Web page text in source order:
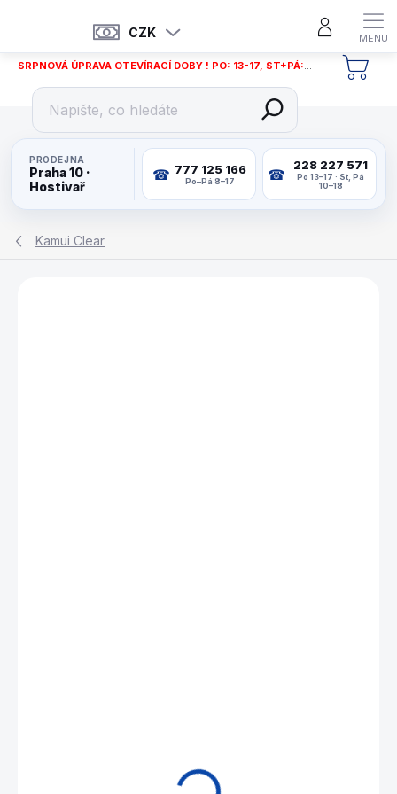
CZK
SRPNOVÁ ÚPRAVA OTEVÍRACÍ DOBY ! PO: 13-17, ST+PÁ: 12-18
PRODEJNA
Praha 10 ·
Hostivař
777 125 166
Po–Pá 8–17
228 227 571
Po 13–17 · St, Pá
10–18
Kamui Clear